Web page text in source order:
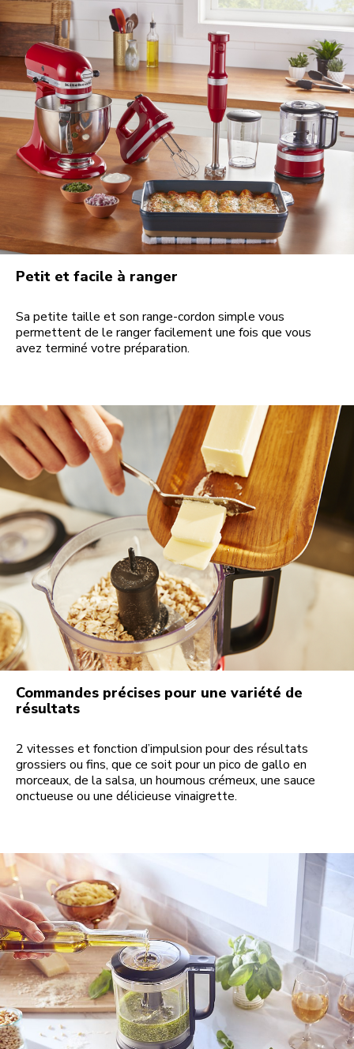
Petit et facile à ranger
Sa petite taille et son range-cordon simple vous
permettent de le ranger facilement une fois que vous
avez terminé votre préparation.
Commandes précises pour une variété de
résultats
2 vitesses et fonction d’impulsion pour des résultats
grossiers ou fins, que ce soit pour un pico de gallo en
morceaux, de la salsa, un houmous crémeux, une sauce
onctueuse ou une délicieuse vinaigrette.